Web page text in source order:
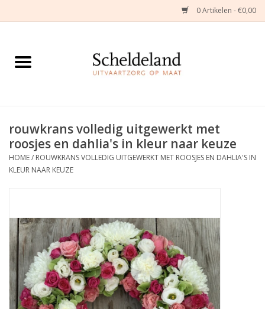
0 Artikelen - €0,00
Home
Herinneringsjuwelen
Zijden Bloemstukken
Bloemenabonnement
Kleine asdragers
Grafdecoratie
rouwkrans volledig uitgewerkt met
roosjes en dahlia's in kleur naar keuze
HOME/ ROUWKRANS VOLLEDIG UITGEWERKT MET ROOSJES EN DAHLIA'S IN
KLEUR NAAR KEUZE